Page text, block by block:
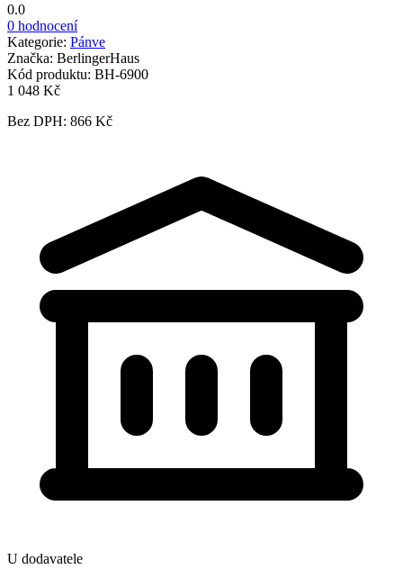
0.0
0 hodnocení
Kategorie: Pánve
Značka: BerlingerHaus
Kód produktu: BH-6900
1 048 Kč
Bez DPH: 866 Kč
U dodavatele